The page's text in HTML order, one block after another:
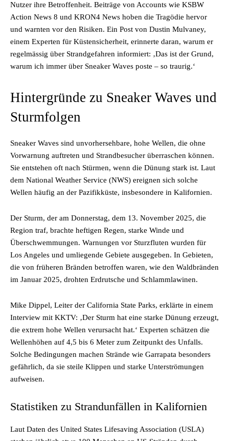
Nutzer ihre Betroffenheit. Beiträge von Accounts wie KSBW
Action News 8 und KRON4 News hoben die Tragödie hervor
und warnten vor den Risiken. Ein Post von Dustin Mulvaney,
einem Experten für Küstensicherheit, erinnerte daran, warum er
regelmässig über Strandgefahren informiert: ‚Das ist der Grund,
warum ich immer über Sneaker Waves poste – so traurig.‘
Hintergründe zu Sneaker Waves und
Sturmfolgen
Sneaker Waves sind unvorhersehbare, hohe Wellen, die ohne
Vorwarnung auftreten und Strandbesucher überraschen können.
Sie entstehen oft nach Stürmen, wenn die Dünung stark ist. Laut
dem National Weather Service (NWS) ereignen sich solche
Wellen häufig an der Pazifikküste, insbesondere in Kalifornien.
Der Sturm, der am Donnerstag, dem 13. November 2025, die
Region traf, brachte heftigen Regen, starke Winde und
Überschwemmungen. Warnungen vor Sturzfluten wurden für
Los Angeles und umliegende Gebiete ausgegeben. In Gebieten,
die von früheren Bränden betroffen waren, wie den Waldbränden
im Januar 2025, drohten Erdrutsche und Schlammlawinen.
Mike Dippel, Leiter der California State Parks, erklärte in einem
Interview mit KKTV: ‚Der Sturm hat eine starke Dünung erzeugt,
die extrem hohe Wellen verursacht hat.‘ Experten schätzen die
Wellenhöhen auf 4,5 bis 6 Meter zum Zeitpunkt des Unfalls.
Solche Bedingungen machen Strände wie Garrapata besonders
gefährlich, da sie steile Klippen und starke Unterströmungen
aufweisen.
Statistiken zu Strandunfällen in Kalifornien
Laut Daten des United States Lifesaving Association (USLA)